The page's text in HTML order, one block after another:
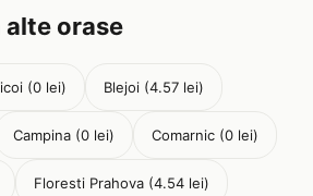
alte orase
(0 lei) Blejoi (4.57 lei)
Campina (0 lei) Comarnic (0 lei)
Floresti Prahova (4.54 lei)